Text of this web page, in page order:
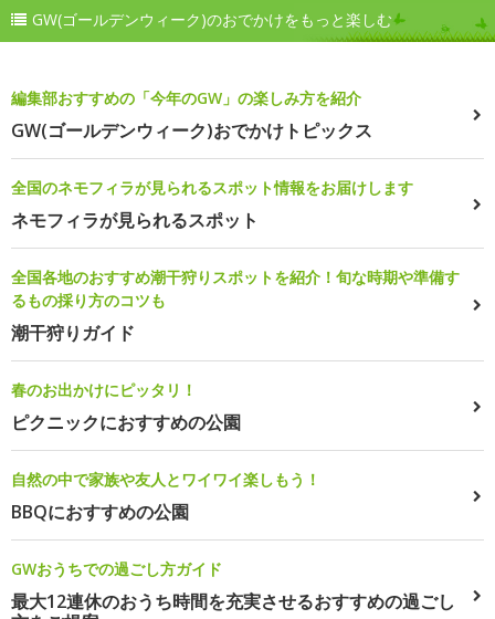
GW(ゴールデンウィーク)のおでかけをもっと楽しむ
編集部おすすめの「今年のGW」の楽しみ方を紹介
GW(ゴールデンウィーク)おでかけトピックス
全国のネモフィラが見られるスポット情報をお届けします
ネモフィラが見られるスポット
全国各地のおすすめ潮干狩りスポットを紹介！旬な時期や準備す
るもの採り方のコツも
潮干狩りガイド
春のお出かけにピッタリ！
ピクニックにおすすめの公園
自然の中で家族や友人とワイワイ楽しもう！
BBQにおすすめの公園
GWおうちでの過ごし方ガイド
最大12連休のおうち時間を充実させるおすすめの過ごし